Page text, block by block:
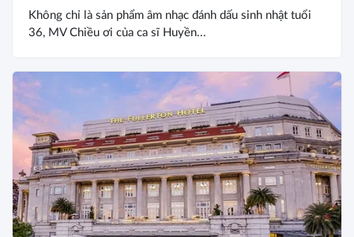
Không chỉ là sản phẩm âm nhạc đánh dấu sinh nhật tuổi
36, MV Chiều ơi của ca sĩ Huyền...